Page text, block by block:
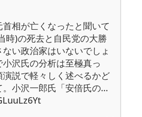
相が亡くなったと聞いて
時)の死去と自民党の大勝
い政治家はいないでしょ
小沢氏の分析は至極真っ
説で軽々しく述べるかど
。小沢一郎氏「安倍氏の…